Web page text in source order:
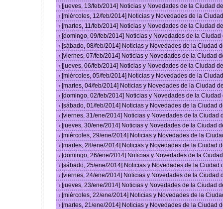
› [jueves, 13/feb/2014] Noticias y Novedades de la Ciudad
› [miércoles, 12/feb/2014] Noticias y Novedades de la
› [martes, 11/feb/2014] Noticias y Novedades de la Ciudad
› [domingo, 09/feb/2014] Noticias y Novedades de la
› [sábado, 08/feb/2014] Noticias y Novedades de la Ciudad
› [viernes, 07/feb/2014] Noticias y Novedades de la Ciudad
› [jueves, 06/feb/2014] Noticias y Novedades de la Ciudad
› [miércoles, 05/feb/2014] Noticias y Novedades de la
› [martes, 04/feb/2014] Noticias y Novedades de la Ciudad
› [domingo, 02/feb/2014] Noticias y Novedades de la
› [sábado, 01/feb/2014] Noticias y Novedades de la Ciudad
› [viernes, 31/ene/2014] Noticias y Novedades de la Ciudad
› [jueves, 30/ene/2014] Noticias y Novedades de la Ciudad
› [miércoles, 29/ene/2014] Noticias y Novedades de la
› [martes, 28/ene/2014] Noticias y Novedades de la Ciudad
› [domingo, 26/ene/2014] Noticias y Novedades de la
› [sábado, 25/ene/2014] Noticias y Novedades de la Ciudad
› [viernes, 24/ene/2014] Noticias y Novedades de la Ciudad
› [jueves, 23/ene/2014] Noticias y Novedades de la Ciudad
› [miércoles, 22/ene/2014] Noticias y Novedades de la
› [martes, 21/ene/2014] Noticias y Novedades de la Ciudad